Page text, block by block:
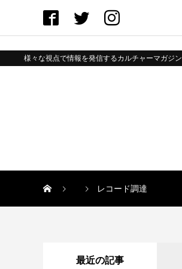
様々な視点で情報を発信するカルチャーマガジン
レコード調達
最近の記事